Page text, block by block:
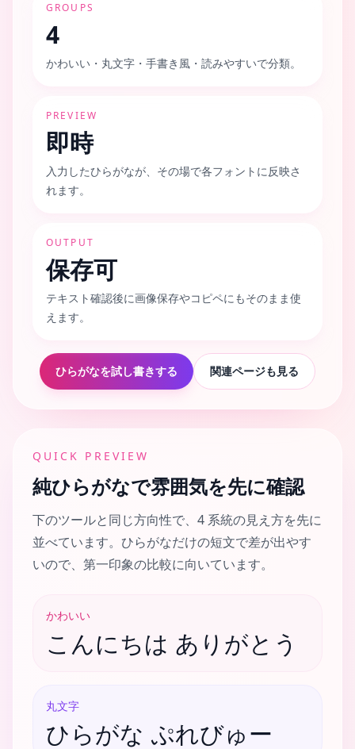
GROUPS
4
かわいい・丸文字・手書き風・読みやすいで分類。
PREVIEW
即時
入力したひらがなが、その場で各フォントに反映さ
れます。
OUTPUT
保存可
テキスト確認後に画像保存やコピペにもそのまま使
えます。
ひらがなを試し書きする 関連ページも見る
QUICK PREVIEW
純ひらがなで雰囲気を先に確認
下のツールと同じ方向性で、4 系統の見え方を先に
並べています。ひらがなだけの短文で差が出やす
いので、第一印象の比較に向いています。
かわいい
こんにちは ありがとう
丸文字
ひらがな ぷれびゅー